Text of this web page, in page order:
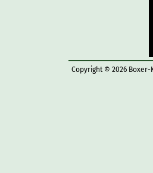
Copyright © 2026